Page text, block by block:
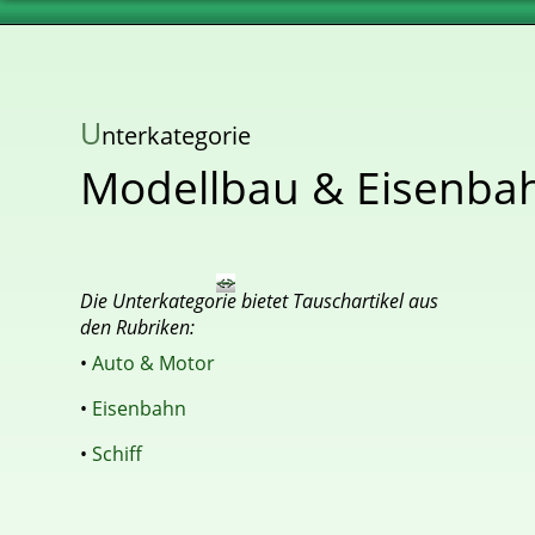
Unterkategorie
Modellbau &
Die Unterkategorie bietet Tauschartikel aus
den Rubriken:
•Auto & Motor
• Eisenbahn
•Schiff